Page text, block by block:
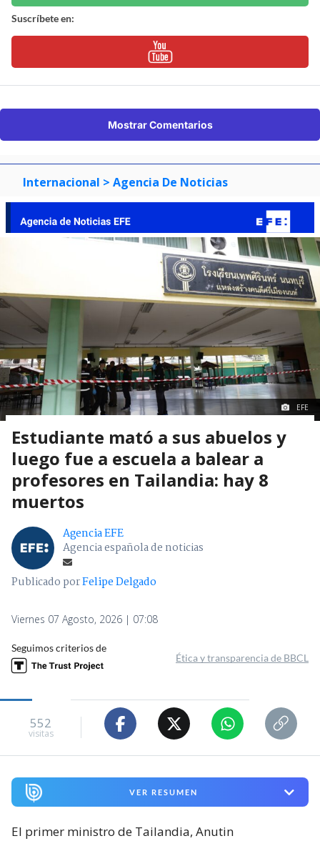
Suscríbete en:
Mostrar Comentarios
Internacional > Agencia De Noticias
EFE
Estudiante mató a sus abuelos y
luego fue a escuela a balear a
profesores en Tailandia: hay 8
muertos
Agencia EFE
Agencia española de noticias
Publicado porFelipe Delgado
Viernes 07 Agosto, 2026 | 07:08
Seguimos criterios de
Ética y transparencia de BBCL
552
visitas
VER RESUMEN
El primer ministro de Tailandia, Anutin